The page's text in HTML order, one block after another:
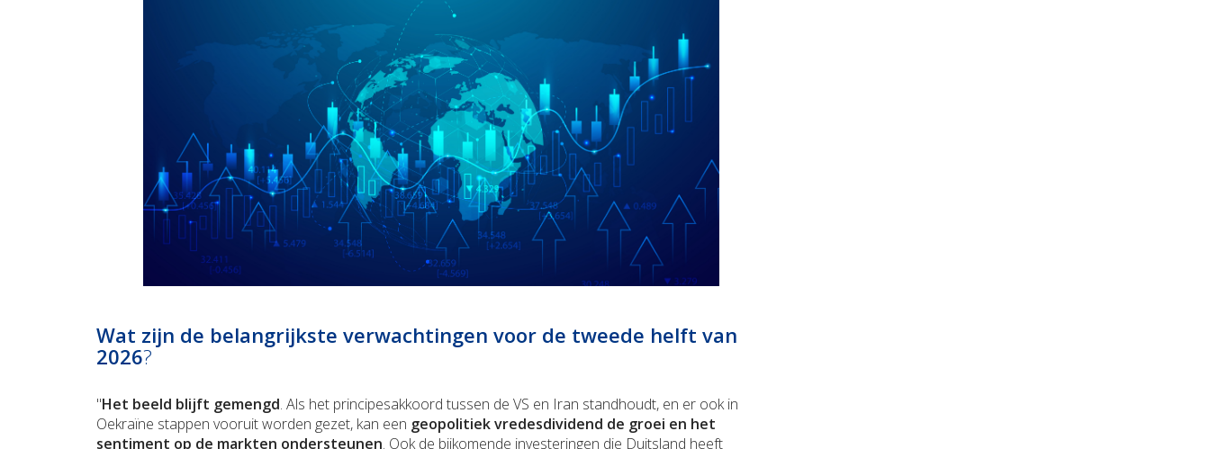
Wat zijn de belangrijkste verwachtingen voor de tweede helft van
2026?
"Het beeld blijft gemengd. Als het principesakkoord tussen de VS en Iran standhoudt, en er ook in
Oekraïne stappen vooruit worden gezet, kan een geopolitiek vredesdividend de groei en het
sentiment op de markten ondersteunen. Ook de bijkomende investeringen die Duitsland heeft